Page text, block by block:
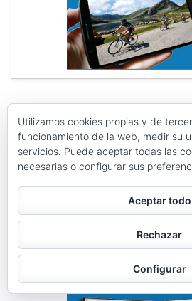
Search
for:
Archivos
Galerías de imágenes
Utilizamos cookies propias y de
funcionamiento de la web, medir su
servicios. Puede aceptar todas las
necesarias o configurar sus
Aceptar todo
Rechazar
Configurar